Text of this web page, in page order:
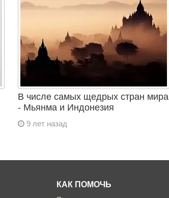
В числе самых щедрых стран мира
- Мьянма и Индонезия
9 лет назад
КАК ПОМОЧЬ